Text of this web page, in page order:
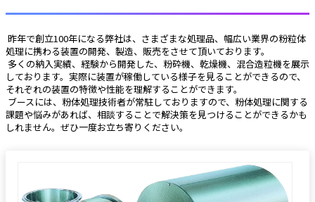
処理に携わる装置の開発、製造、販売をさせて頂いております。
しております。実際に装置が稼働している様子を見ることができるので、
それぞれの装置の特徴や性能を理解することができます。
課題や悩みがあれば、相談することで解決策を見つけることができるかも
しれません。ぜひ一度お立ち寄りください。